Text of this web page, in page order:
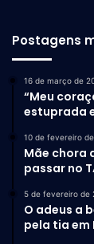
Postagens
16 de março de
“Meu
estuprada
10 de fevereiro
Mãe chora
passar no
5 de fevereiro de
O adeus a
pela tia em